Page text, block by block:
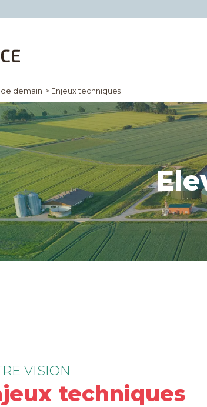
demain > Enjeux techniques
VISION
techniques